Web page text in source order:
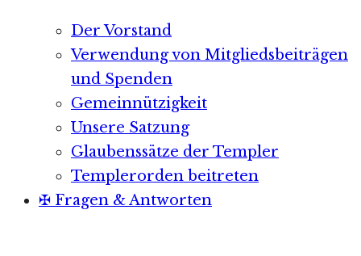
Der Vorstand
Verwendung von Mitgliedsbeiträgen
und Spenden
Gemeinnützigkeit
Unsere Satzung
Glaubenssätze der Templer
Templerorden beitreten
✠ Fragen & Antworten